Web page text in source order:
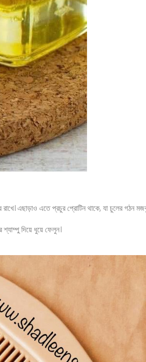
এছাড়াও এতে প্রচুর প্রোটিন থাকে, যা চুলের গঠন
শ্যাম্পু দিয়ে ধুয়ে ফেলুন।